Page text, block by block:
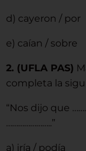
d) cayeron / por
e) caían / sobre
2. (UFLA PAS)
completa la
“Nos dijo que
…………………..”
a) iría / podía